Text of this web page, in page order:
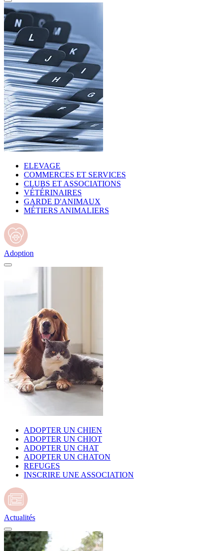
ELEVAGE
COMMERCES ET SERVICES
CLUBS ET ASSOCIATIONS
VÉTÉRINAIRES
GARDE D'ANIMAUX
MÉTIERS ANIMALIERS
Adoption
ADOPTER UN CHIEN
ADOPTER UN CHIOT
ADOPTER UN CHAT
ADOPTER UN CHATON
REFUGES
INSCRIRE UNE ASSOCIATION
Actualités